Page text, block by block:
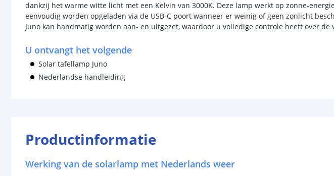
dankzij het warme witte licht met een Kelvin van 3000K. Deze lamp werkt op zonne-
eenvoudig worden opgeladen via de USB-C poort wanneer er weinig of geen zonlicht
Juno kan handmatig worden aan- en uitgezet, waardoor u volledige controle heeft over de
U ontvangt het volgende
Solar tafellamp Juno
Nederlandse handleiding
Productinformatie
Werking van de solarlamp met Nederlands weer